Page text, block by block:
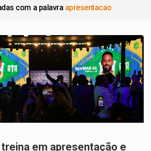
com a palavra apresentacao
em apresentação e